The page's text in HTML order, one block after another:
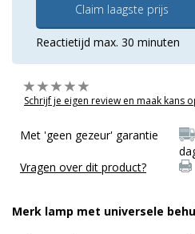
Claim laagste prijs
Reactietijd max. 30 minuten
Schrijf je eigen review en maak kans
Met 'geen gezeur' garantie
Vragen over dit product?
Merk lamp met universele